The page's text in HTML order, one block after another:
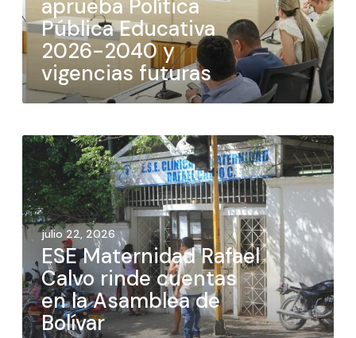
aprueba Política
Pública Educativa
2026-2040 y
vigencias futuras
julio 22, 2026
ESE Maternidad Rafael
Calvo rinde cuentas
en la Asamblea de
Bolívar